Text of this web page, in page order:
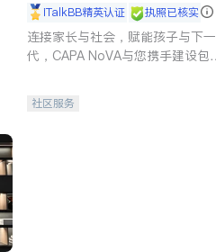
iTalkBB精英认证 执照已核实
连接家长与社会，赋能孩子与下一
代，CAPA NoVA与您携手建设包
社区服务